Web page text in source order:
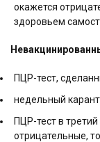
окажется
здоровьем
ПЦР-тест,
недельный
ПЦР-тест в
отрицательные,